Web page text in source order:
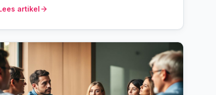
de teamleider en concrete interventies om door
artikel